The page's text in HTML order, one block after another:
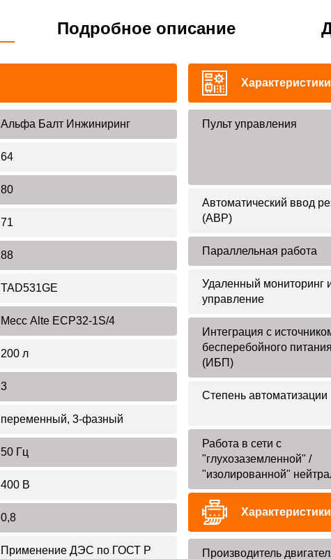
Альфа Балт Инжиниринг
64
80
71
88
TAD531GE
Mecc Alte ЕСР32-1S/4
200 л
3
переменный, 3-фазный
50 Гц
400 В
0,8
Применение ДЭС по ГОСТ Р
Пульт управления
Автоматический ввод
(АВР)
Параллельная работа
Удаленный мониторинг
управление
Интеграция с
бесперебойного питания
(ИБП)
Степень автоматизации
Работа в сети с
"глухозаземленной" /
"изолированной"
Производитель
Подробное описание